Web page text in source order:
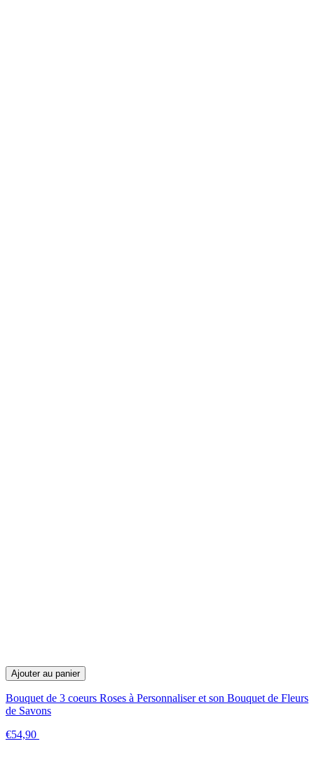
Ajouter au panier
Bouquet de 3 coeurs Roses à Personnaliser et son Bouquet de Fleurs
de Savons
€54,90